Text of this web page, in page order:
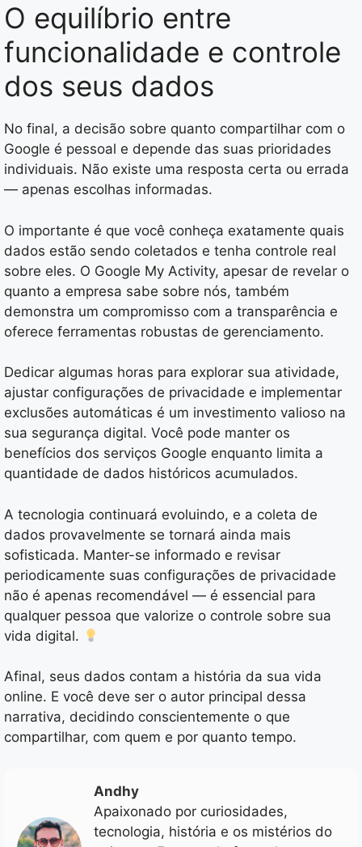
O equilíbrio entre
funcionalidade e controle
dos seus dados
No final, a decisão sobre quanto compartilhar com o
Google é pessoal e depende das suas prioridades
individuais. Não existe uma resposta certa ou errada
— apenas escolhas informadas.
O importante é que você conheça exatamente quais
dados estão sendo coletados e tenha controle real
sobre eles. O Google My Activity, apesar de revelar o
quanto a empresa sabe sobre nós, também
demonstra um compromisso com a transparência e
oferece ferramentas robustas de gerenciamento.
Dedicar algumas horas para explorar sua atividade,
ajustar configurações de privacidade e implementar
exclusões automáticas é um investimento valioso na
sua segurança digital. Você pode manter os
benefícios dos serviços Google enquanto limita a
quantidade de dados históricos acumulados.
A tecnologia continuará evoluindo, e a coleta de
dados provavelmente se tornará ainda mais
sofisticada. Manter-se informado e revisar
periodicamente suas configurações de privacidade
não é apenas recomendável — é essencial para
qualquer pessoa que valorize o controle sobre sua
vida digital.
Afinal, seus dados contam a história da sua vida
online. E você deve ser o autor principal dessa
narrativa, decidindo conscientemente o que
compartilhar, com quem e por quanto tempo.
Andhy
Apaixonado por curiosidades,
tecnologia, história e os mistérios do